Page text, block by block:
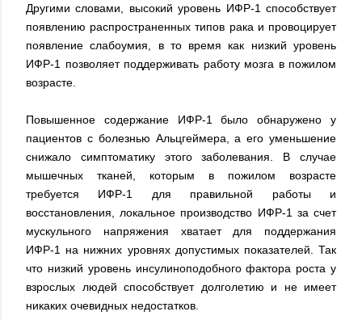
Другими словами, высокий уровень ИФР-1 способствует
появлению распространенных типов рака и провоцирует
появление слабоумия, в то время как низкий уровень
ИФР-1 позволяет поддерживать работу мозга в пожилом
возрасте.
Повышенное содержание ИФР-1 было обнаружено у
пациентов с болезнью Альцгеймера, а его уменьшение
снижало симптоматику этого заболевания. В случае
мышечных тканей, которым в пожилом возрасте
требуется ИФР-1 для правильной работы и
восстановления, локальное производство ИФР-1 за счет
мускульного напряжения хватает для поддержания
ИФР-1 на нижних уровнях допустимых показателей. Так
что низкий уровень инсулиноподобного фактора роста у
взрослых людей способствует долголетию и не имеет
никаких очевидных недостатков.